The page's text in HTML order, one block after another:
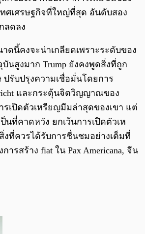
ศเศรษฐกิจที่ใหญ่ที่สุด อันดับสอง
ลดลง
ดนี้คงจะน่าเกลียดเพราะระดับของ
นสูงมาก Trump ยังคงพูดสิ่งที่ถูก
ปรับปรุงความเชื่อมั่นโดยการ
และกระตุ้นจิตวิญญาณของ
ารเปิดตัวเหรียญมีมล่าสุดของเขา แต่
นที่คาดหวัง ยกเว้นการเปิดตัวเห
ที่ควรได้รับการชื่นชมอย่างเต็มที่
ารสร้าง fiat ใน Pax Americana, จีน